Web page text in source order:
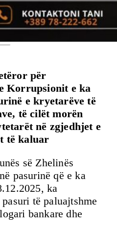
për
Korrupsionit e ka
e kryetarëve të
të cilët morën
në zgjedhjet e
të kaluar
së Zhelinës
pasurinë që e ka
ka
të paluajtshme
bankare dhe